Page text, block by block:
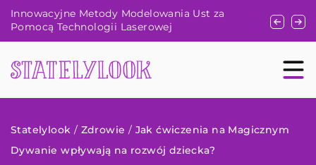
Półautomaty – złoty środek między automatami
a feminizowanymi?
zdrowia
Statelylook / Zdrowie / Jak ćwiczenia na Magicznym
Dywanie wpływają na rozwój dziecka?